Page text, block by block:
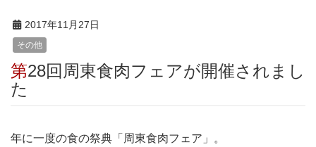
2017年11月27日
その他
第28回周東食肉フェアが開催されまし
た
年に一度の食の祭典「周東食肉フェア」。